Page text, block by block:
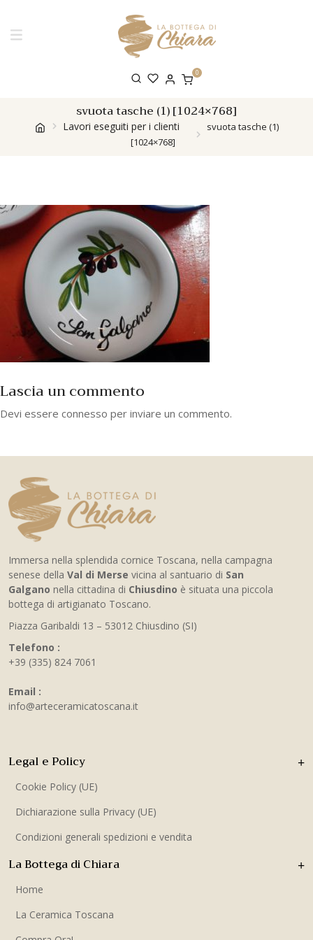
0
svuota tasche (1) [1024×768]
Lavori eseguiti per i clienti
svuota tasche (1)
[1024×768]
Lascia un commento
Devi essere connesso per inviare un commento.
Immersa nella splendida cornice Toscana, nella campagna
senese della Val di Merse vicina al santuario di San
Galgano nella cittadina di Chiusdino è situata una piccola
bottega di artigianato Toscano.
Piazza Garibaldi 13 – 53012 Chiusdino (SI)
Telefono :
+39 (335) 824 7061
Email :
info@arteceramicatoscana.it
La Bottega di Chiara
Home
La Ceramica Toscana
Legal e Policy
Cookie Policy (UE)
Dichiarazione sulla Privacy (UE)
Condizioni generali spedizioni e vendita